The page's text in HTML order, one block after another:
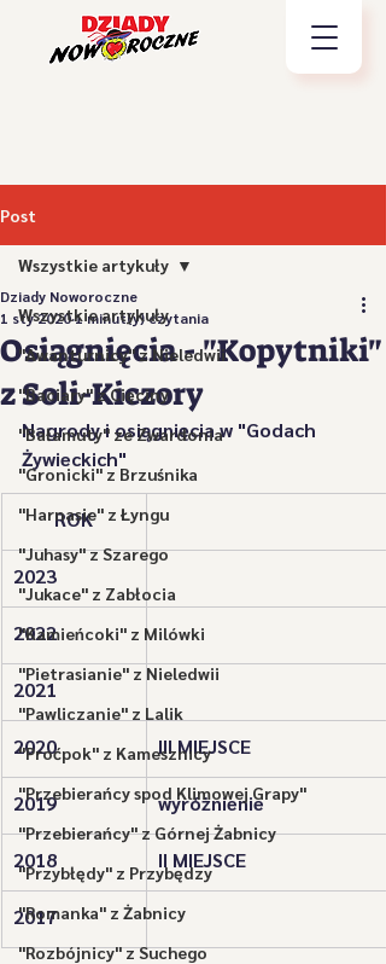
Post
Wszystkie artykuły
"Awanturnicy" z Nieledwii
"Baciary" z Cięciny
"Bałamuty" ze Zwardonia
"Gronicki" z Brzuśnika
"Harnasie" z Łyngu
"Juhasy" z Szarego
"Jukace" z Zabłocia
"Kamieńcoki" z Milówki
"Pietrasianie" z Nieledwii
"Pawliczanie" z Lalik
"Proćpok" z Kamesznicy
"Przebierańcy spod Klimowej Grapy"
"Przebierańcy" z Górnej Żabnicy
"Przybłędy" z Przybędzy
"Romanka" z Żabnicy
"Rozbójnicy" z Suchego
Wszystkie artykuły
Osiągnięcia - "Kopytniki"
z Soli-Kiczory
Dziady Noworoczne
1 sty 20201 minut(y) czytania
Nagrody i osiągnięcia w "Godach
Żywieckich"
​ROK
2023
2022
2021
2020 III MIEJSCE
2019 wyróżnienie
2018 II MIEJSCE
​2017